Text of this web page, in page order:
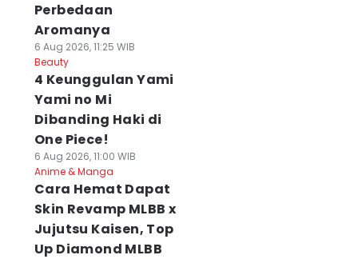
Perbedaan
Aromanya
6 Aug 2026, 11:25 WIB
Beauty
4 Keunggulan Yami
Yami no Mi
Dibanding Haki di
One Piece!
6 Aug 2026, 11:00 WIB
Anime & Manga
Cara Hemat Dapat
Skin Revamp MLBB x
Jujutsu Kaisen, Top
Up Diamond MLBB